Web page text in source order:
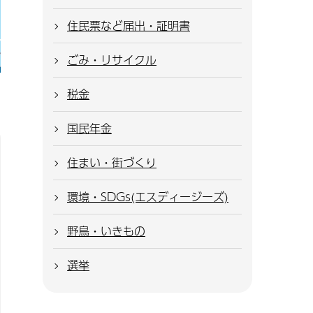
住民票など届出・証明書
ごみ・リサイクル
税金
国民年金
住まい・街づくり
環境・SDGs(エスディージーズ)
野鳥・いきもの
選挙